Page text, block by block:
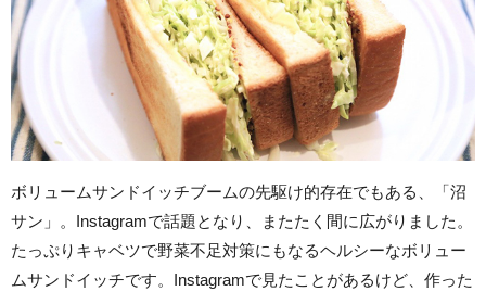
ボリュームサンドイッチブームの先駆け的存在でもある、「沼
サン」。Instagramで話題となり、またたく間に広がりました。
たっぷりキャベツで野菜不足対策にもなるヘルシーなボリュー
ムサンドイッチです。Instagramで見たことがあるけど、作った